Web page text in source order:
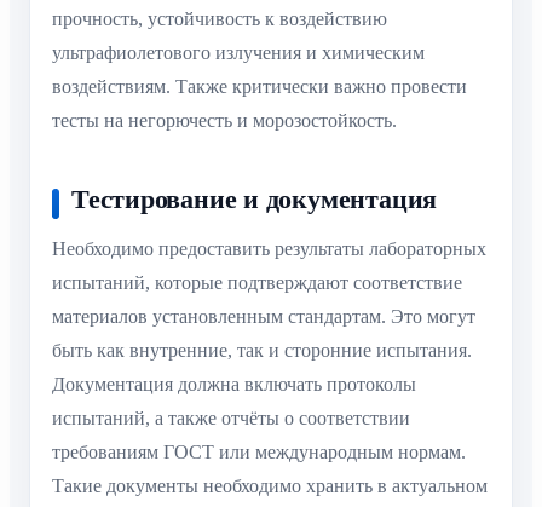
прочность, устойчивость к воздействию
ультрафиолетового излучения и химическим
воздействиям. Также критически важно провести
тесты на негорючесть и морозостойкость.
Тестирование и документация
Необходимо предоставить результаты лабораторных
испытаний, которые подтверждают соответствие
материалов установленным стандартам. Это могут
быть как внутренние, так и сторонние испытания.
Документация должна включать протоколы
испытаний, а также отчёты о соответствии
требованиям ГОСТ или международным нормам.
Такие документы необходимо хранить в актуальном